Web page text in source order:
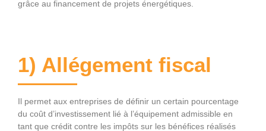
grâce au financement de projets énergétiques.
1) Allégement fiscal
Il permet aux entreprises de définir un certain pourcentage
du coût d’investissement lié à l’équipement admissible en
tant que crédit contre les impôts sur les bénéfices réalisés